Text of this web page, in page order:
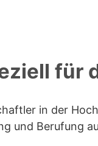
für
in der
und Berufung